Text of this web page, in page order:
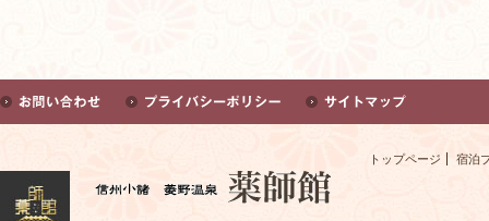
トップページ 宿泊